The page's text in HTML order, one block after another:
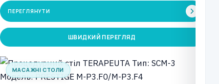
ПЕРЕГЛЯНУТИ
ШВИДКИЙ ПЕРЕГЛЯД
МАСАЖНІ СТОЛИ